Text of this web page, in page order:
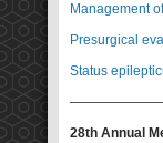
Management
Presurgical
Status
28th Annual